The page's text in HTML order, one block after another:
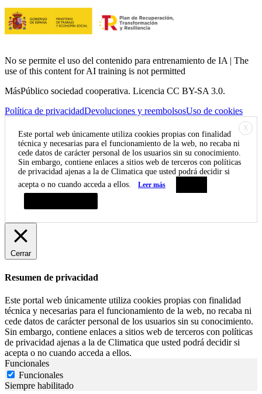
No se permite el uso del contenido para entrenamiento de IA | The
use of this content for AI training is not permitted
MásPúblico sociedad cooperativa. Licencia CC BY-SA 3.0.
Política de privacidadDevoluciones y reembolsosUso de cookies
X
Este portal web únicamente utiliza cookies propias con finalidad
técnica y necesarias para el funcionamiento de la web, no recaba ni
cede datos de carácter personal de los usuarios sin su conocimiento.
Sin embargo, contiene enlaces a sitios web de terceros con políticas
de privacidad ajenas a la de Climatica que usted podrá decidir si
acepta o no cuando acceda a ellos.
Leer más
Cerrar
Resumen de privacidad
Este portal web únicamente utiliza cookies propias con finalidad
técnica y necesarias para el funcionamiento de la web, no recaba ni
cede datos de carácter personal de los usuarios sin su conocimiento.
Sin embargo, contiene enlaces a sitios web de terceros con políticas
de privacidad ajenas a la de Climatica que usted podrá decidir si
acepta o no cuando acceda a ellos.
Funcionales
Funcionales
Siempre habilitado